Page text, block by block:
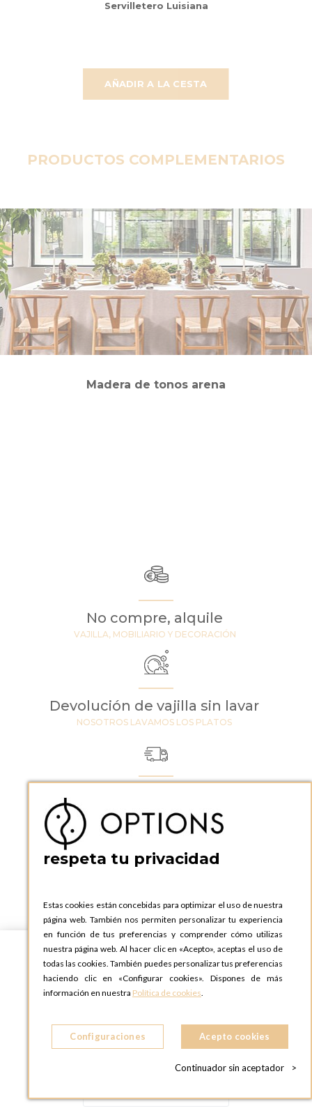
AÑADIR A LA CESTA
Servilletero Luisiana
PRODUCTOS COMPLEMENTARIOS
Madera de tonos arena
No compre, alquile
VAJILLA, MOBILIARIO Y DECORACIÓN
Devolución de vajilla sin lavar
NOSOTROS LAVAMOS LOS PLATOS
A LAS 19 ZONAS EN LAS QUE ESTAMOS PRESENTES
respeta tu privacidad
Estas cookies están concebidas para optimizar el uso de nuestra
página web. También nos permiten personalizar tu experiencia
en función de tus preferencias y comprender cómo utilizas
nuestra página web. Al hacer clic en «Acepto», aceptas el uso de
todas las cookies. También puedes personalizar tus preferencias
haciendo clic en «Configurar cookies». Dispones de más
información en nuestra Política de cookies.
Configuraciones Acepto cookies
Continuador sin aceptador >